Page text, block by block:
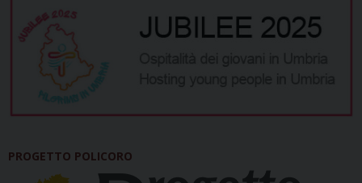
PROGETTO POLICORO